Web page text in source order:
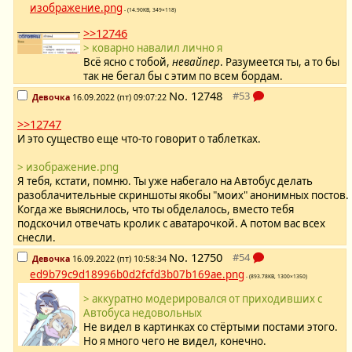
изображение.png - (14.90KB, 349×118)
>>12746
> коварно навалил лично я
Всё ясно с тобой, невайпер. Разумеется ты, а то бы
так не бегал бы с этим по всем бордам.
Девочка 16.09.2022 (пт) 09:07:22 No. 12748
>>12747
И это существо еще что-то говорит о таблетках.
> изображение.png
Я тебя, кстати, помню. Ты уже набегало на Автобус делать
разоблачительные скриншоты якобы "моих" анонимных постов.
Когда же выяснилось, что ты обделалось, вместо тебя
подскочил отвечать кролик с аватарочкой. А потом вас всех
снесли.
Девочка 16.09.2022 (пт) 10:58:34 No. 12750
ed9b79c9d18996b0d2fcfd3b07b169ae.png - (893.78KB, 1300×1350)
> аккуратно модерировался от приходивших с
Автобуса недовольных
Не видел в картинках со стёртыми постами этого.
Но я много чего не видел, конечно.